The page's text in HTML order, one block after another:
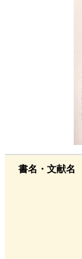
書名・文献名